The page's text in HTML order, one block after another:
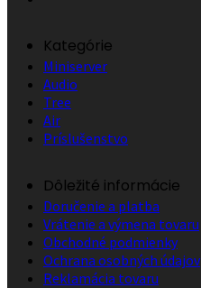
Kategórie
Miniserver
Audio
Tree
Air
Príslušenstvo
Dôležité informácie
Doručenie a platba
Vrátenie a výmena tovaru
Obchodné podmienky
Ochrana osobných údajov
Reklamácia tovaru